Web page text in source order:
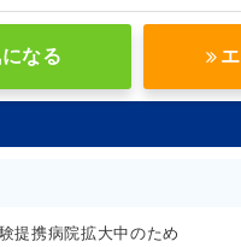
なる
提携病院拡大中のため